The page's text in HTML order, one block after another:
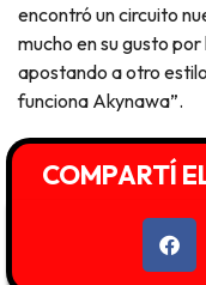
encontró un circuito
mucho en su gusto
apostando a otro
funciona Akynawa”.
COMPARTÍ